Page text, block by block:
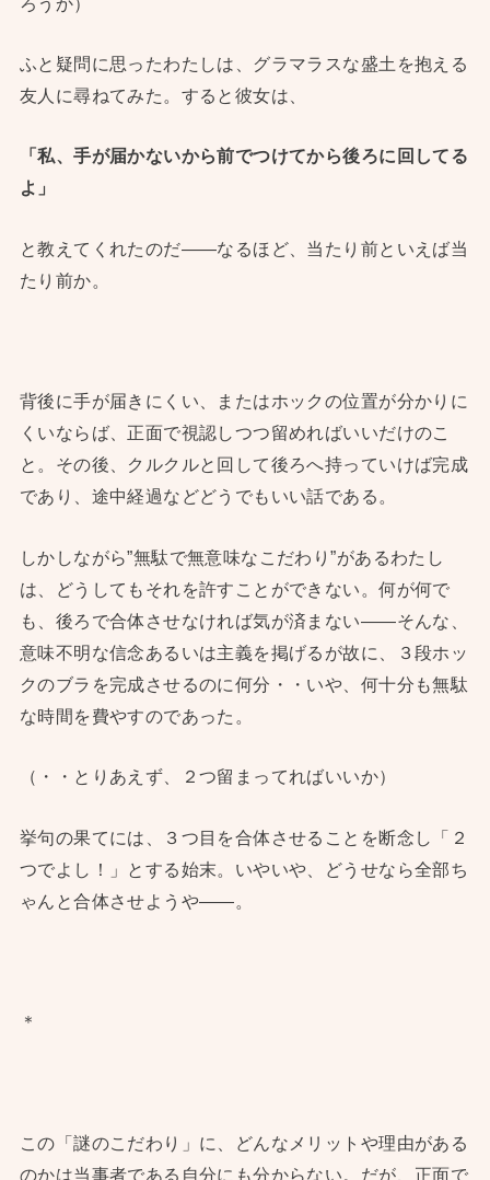
ふと疑問に思ったわたしは、グラマラスな盛土を抱える
友人に尋ねてみた。すると彼女は、
「私、手が届かないから前でつけてから後ろに回してる
よ」
と教えてくれたのだ——なるほど、当たり前といえば当
たり前か。
背後に手が届きにくい、またはホックの位置が分かりに
くいならば、正面で視認しつつ留めればいいだけのこ
と。その後、クルクルと回して後ろへ持っていけば完成
であり、途中経過などどうでもいい話である。
しかしながら”無駄で無意味なこだわり”があるわたし
は、どうしてもそれを許すことができない。何が何で
も、後ろで合体させなければ気が済まない——そんな、
意味不明な信念あるいは主義を掲げるが故に、３段ホッ
クのブラを完成させるのに何分・・いや、何十分も無駄
な時間を費やすのであった。
（・・とりあえず、２つ留まってればいいか）
挙句の果てには、３つ目を合体させることを断念し「２
つでよし！」とする始末。いやいや、どうせなら全部ち
ゃんと合体させようや——。
＊
この「謎のこだわり」に、どんなメリットや理由がある
のかは当事者である自分にも分からない。だが、正面で